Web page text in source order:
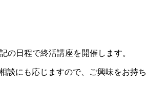
の日程で終活講座を開催します。
にも応じますので、ご興味をお持